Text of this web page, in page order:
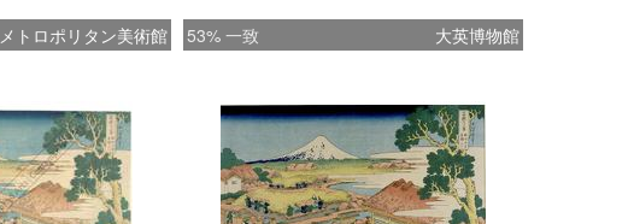
メトロポリタン美術館 53% 一致 大英博物館